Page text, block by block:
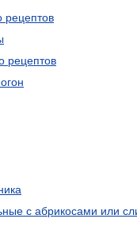
рецептов
рецептов
с абрикосами или